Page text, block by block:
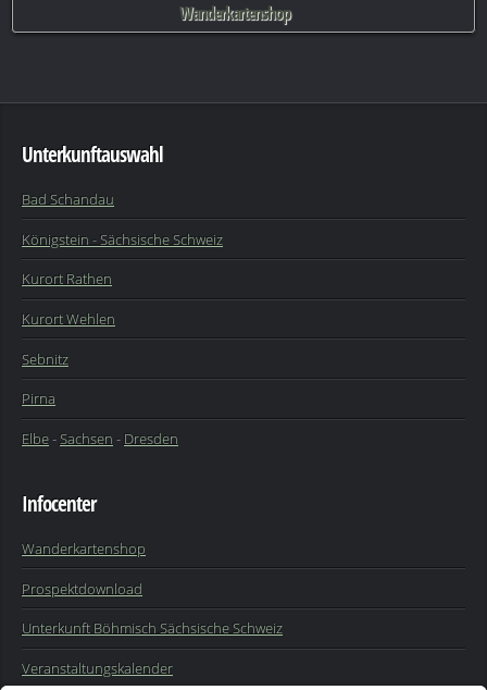
Wanderkartenshop
Unterkunftauswahl
Bad Schandau
Königstein - Sächsische Schweiz
Kurort Rathen
Kurort Wehlen
Sebnitz
Pirna
Elbe-Sachsen - Dresden
Infocenter
Wanderkartenshop
Prospektdownload
Unterkunft Böhmisch Sächsische Schweiz
Veranstaltungskalender